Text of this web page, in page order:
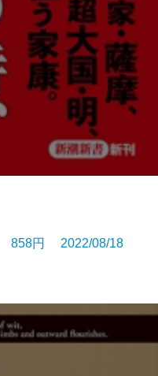
858円 2022/08/18